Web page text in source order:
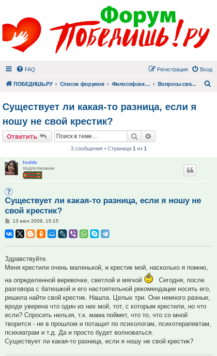
FAQ Вход
Регистрация
ПОБЕДИШЬ.РУ Список форумов Философский раздел Вопросы священнику
Существует ли какая-то разница, если я
ношу не свой крестик?
Ответить Поиск
3 сообщения • Страница 1 из 1
Isolde
подполковник
Существует ли какая-то разница, если я ношу не
свой крестик?
Сообщение
13 июл 2009, 15:15
Здравствуйте.
Меня крестили очень маленькой, и крестик мой, насколько я помню,
на определенной веревочке, светлой и мягкой
Сегодня, после
разговора с батюшкой и его настоятельной рекомендации носить его,
решила найти свой крестик. Нашла. Целых три. Они немного разные,
вроде уверена что один из них мой, тот, с которым крестили, но что
если? Спросить нельзя, т.к. мама поймет, что то, что со мной
творится - не в прошлом и потащит по психологам, психотерапевтам,
психиатрам и т.д. Да и просто будет волноваться.
Существует ли какая-то разница, если я ношу не свой крестик?